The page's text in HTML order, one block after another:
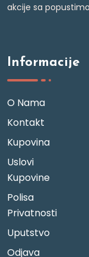
akcije sa
Informacije
O Nama
Kontakt
Kupovina
Uslovi
Kupovine
Polisa
Privatnosti
Uputstvo
Odjava